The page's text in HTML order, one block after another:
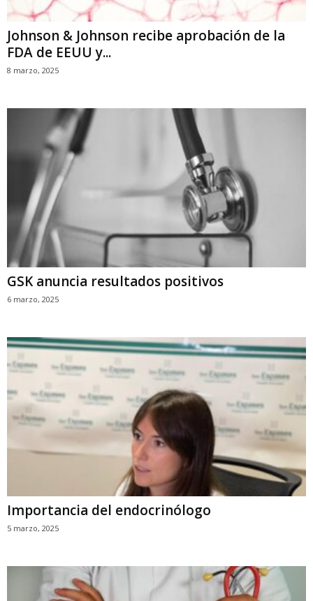
Johnson & Johnson recibe aprobación de la
FDA de EEUU y...
8 marzo, 2025
GSK anuncia resultados positivos
6 marzo, 2025
Importancia del endocrinólogo
5 marzo, 2025